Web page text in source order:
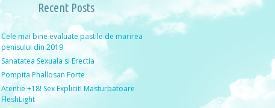
Recent Posts
Cele mai bine evaluate pastile de marirea
penisului din 2019
Sanatatea Sexuala si Erectia
Pompita Phallosan Forte
Atentie +18! Sex Explicit! Masturbatoare
FleshLight